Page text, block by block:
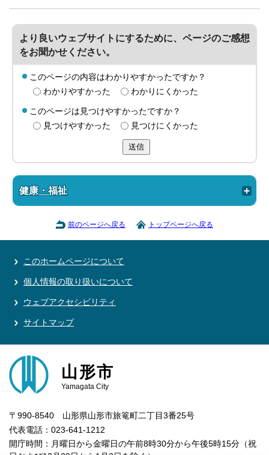
より良いウェブサイトにするために、ページのご感想
をお聞かせください。
このページの内容はわかりやすかったですか？
わかりやすかった
わかりにくかった
このページは見つけやすかったですか？
見つけやすかった
見つけにくかった
送信
健康・福祉
前のページへ戻る トップページへ戻る
このホームページについて
個人情報の取り扱いについて
ウェブアクセシビリティ
サイトマップ
山形市
Yamagata City
〒990-8540 山形県山形市旅篭町二丁目3番25号
代表電話：023-641-1212
開庁時間：月曜日から金曜日の午前8時30分から午後5時15分（祝